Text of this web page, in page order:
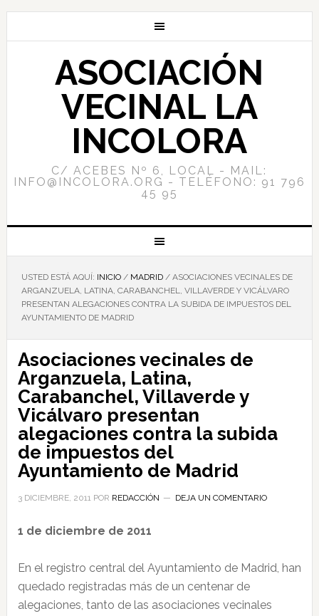
ASOCIACIÓN
VECINAL LA
INCOLORA
C/ ACEBES Nº 6, LOCAL - MAIL:
INFO@INCOLORA.ORG - TELÉFONO: 91 796
45 95
USTED ESTÁ AQUÍ: INICIO / MADRID /ASOCIACIONES VECINALES DE
ARGANZUELA, LATINA, CARABANCHEL, VILLAVERDE Y VICÁLVARO
PRESENTAN ALEGACIONES CONTRA LA SUBIDA DE IMPUESTOS DEL
AYUNTAMIENTO DE MADRID
Asociaciones vecinales de
Arganzuela, Latina,
Carabanchel, Villaverde y
Vicálvaro presentan
alegaciones contra la subida
de impuestos del
Ayuntamiento de Madrid
3 DICIEMBRE, 2011POR REDACCIÓN DEJA UN COMENTARIO
1 de diciembre de 2011
En el registro central del Ayuntamiento de Madrid, han
quedado registradas más de un centenar de
alegaciones, tanto de las asociaciones vecinales